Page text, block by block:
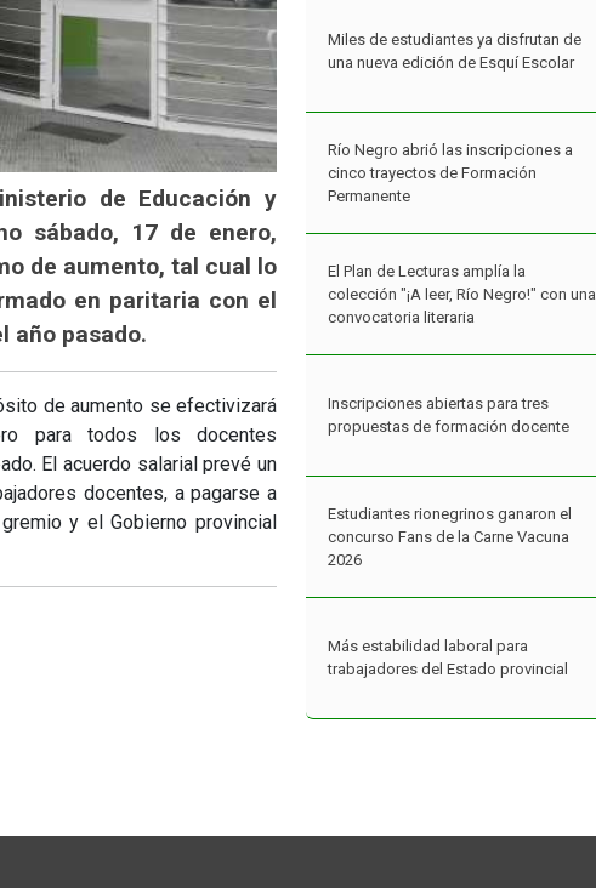
de Educación y
sábado, 17 de enero,
de aumento, tal cual lo
en paritaria con el
año pasado.
de aumento se efectivizará
para todos los docentes
El acuerdo salarial prevé un
docentes, a pagarse a
y el Gobierno provincial
Miles de estudiantes ya disfrutan de
una nueva edición de Esquí Escolar
Río Negro abrió las inscripciones a
cinco trayectos de Formación
Permanente
El Plan de Lecturas amplía la
colección "¡A leer, Río Negro!" con una
convocatoria literaria
Inscripciones abiertas para tres
propuestas de formación docente
Estudiantes rionegrinos ganaron el
concurso Fans de la Carne Vacuna
2026
Más estabilidad laboral para
trabajadores del Estado provincial